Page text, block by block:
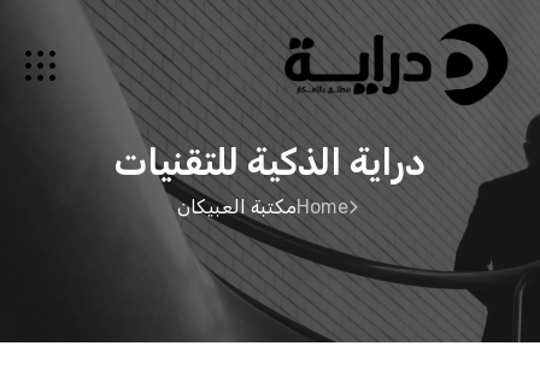
دراية الذكية للتقنيات
Homeمكتبة العبيكان